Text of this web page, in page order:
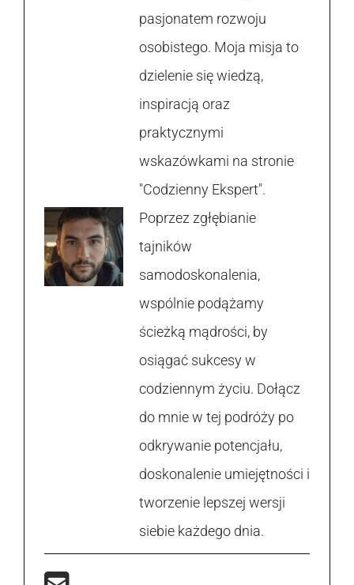
pasjonatem rozwoju
osobistego. Moja misja to
dzielenie się wiedzą,
inspiracją oraz
praktycznymi
wskazówkami na stronie
"Codzienny Ekspert".
Poprzez zgłębianie
tajników
samodoskonalenia,
wspólnie podążamy
ścieżką mądrości, by
osiągać sukcesy w
codziennym życiu. Dołącz
do mnie w tej podróży po
odkrywanie potencjału,
doskonalenie umiejętności i
tworzenie lepszej wersji
siebie każdego dnia.